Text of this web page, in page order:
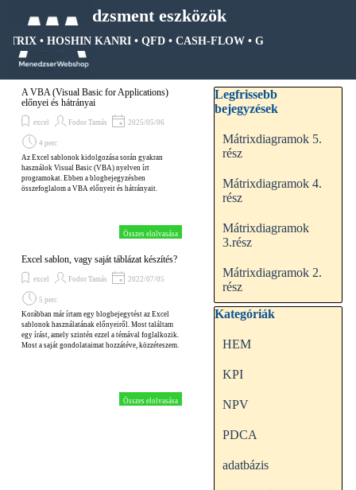
Menedzsment eszközök
• HOSHIN KANRI • QFD • CASH-FLOW • GANTT DIAGRAM •
Ugrás a menüre
A VBA (Visual Basic for Applications)
előnyei és hátrányai
excel Fodor Tamás 2025/05/06
4 perc
Az Excel sablonok kidolgozása során gyakran
használok Visual Basic (VBA) nyelven írt
programokat. Ebben a blogbejegyzésben
összefoglalom a VBA előnyeit és hátrányait.
Összes elolvasása
Excel sablon, vagy saját táblázat készítés?
excel Fodor Tamás 2022/07/05
5 perc
Korábban már írtam egy blogbejegytést az Excel
sablonok használatának előnyeiről. Most találtam
egy írást, amely szintén ezzel a témával foglalkozik.
Most a saját gondolataimat hozzátéve, közzéteszem.
Összes elolvasása
Kihagy blokk Legfrissebb
Legfrissebb
bejegyzések
Mátrixdiagramok 5.
rész
Mátrixdiagramok 4.
rész
Mátrixdiagramok
3.rész
Mátrixdiagramok 2.
rész
Kihagy blokk Kategóriák
Kategóriák
HEM
KPI
NPV
PDCA
adatbázis